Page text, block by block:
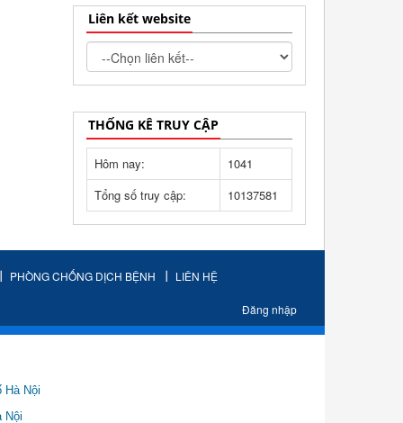
Liên kết website
THỐNG KÊ TRUY CẬP
Hôm nay:
1041
Tổng số truy cập:
10137581
PHÒNG CHỐNG DỊCH BỆNH LIÊN HỆ
Đăng nhập
Hà Nội